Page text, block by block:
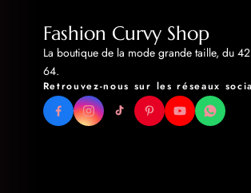
Fashion Curvy Shop
La boutique de la mode grande taille, du
64.
Retrouvez-nous sur les réseaux